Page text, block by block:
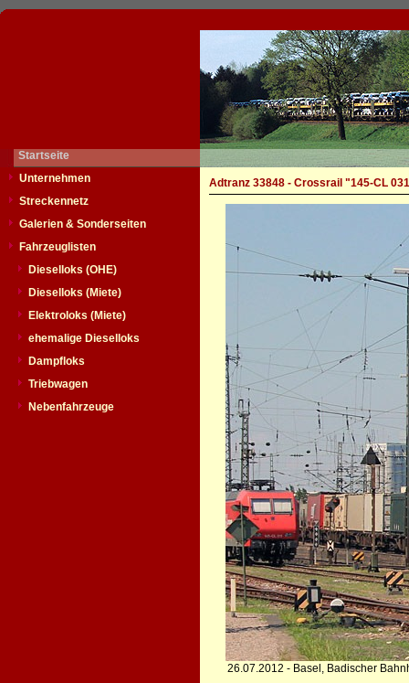
Startseite
Unternehmen
Streckennetz
Galerien & Sonderseiten
Fahrzeuglisten
Dieselloks (OHE)
Dieselloks (Miete)
Elektroloks (Miete)
ehemalige Dieselloks
Dampfloks
Triebwagen
Nebenfahrzeuge
Adtranz 33848 - Crossrail "145-CL
26.07.2012 - Basel, Badischer